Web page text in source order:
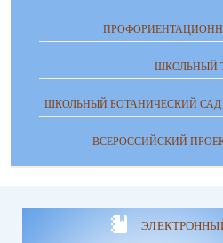
ШКОЛЬНЫЙ
ШКОЛЬНЫЙ БОТАНИЧЕСКИЙ
ВСЕРОССИЙСКИЙ